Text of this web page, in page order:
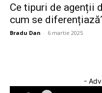
Ce tipuri de agenții
cum se
Bradu Dan - 6 martie 2025
-